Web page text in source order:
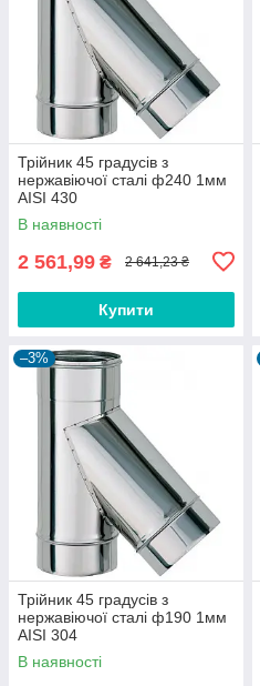
Трійник 45 градусів з
нержавіючої сталі ф240 1мм
AISI 430
В наявності
2 561,99 ₴ 2 641,23 ₴
Купити
–3%
Трійник 45 градусів з
нержавіючої сталі ф190 1мм
AISI 304
В наявності